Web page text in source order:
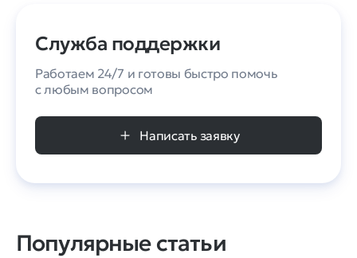
Служба поддержки
Работаем 24/7 и готовы быстро помочь
с любым вопросом
Написать заявку
Популярные статьи